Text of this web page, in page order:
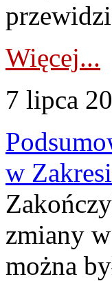
Więcej...
7 lipca
w
zmiany
można